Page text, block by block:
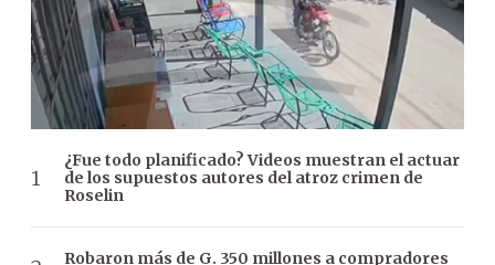
¿Fue todo planificado? Videos muestran el actuar
de los supuestos autores del atroz crimen de
Roselin
Robaron más de G. 350 millones a compradores